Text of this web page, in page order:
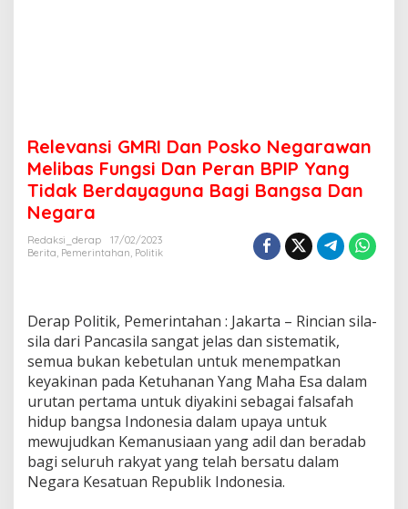
Relevansi GMRI Dan Posko Negarawan
Melibas Fungsi Dan Peran BPIP Yang
Tidak Berdayaguna Bagi Bangsa Dan
Negara
Redaksi_derap
17/02/2023
Berita, Pemerintahan, Politik
Derap Politik, Pemerintahan : Jakarta – Rincian sila-
sila dari Pancasila sangat jelas dan sistematik,
semua bukan kebetulan untuk menempatkan
keyakinan pada Ketuhanan Yang Maha Esa dalam
urutan pertama untuk diyakini sebagai falsafah
hidup bangsa Indonesia dalam upaya untuk
mewujudkan Kemanusiaan yang adil dan beradab
bagi seluruh rakyat yang telah bersatu dalam
Negara Kesatuan Republik Indonesia.